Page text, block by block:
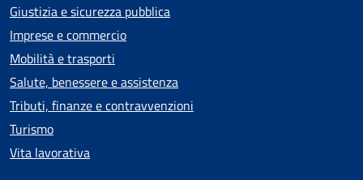
Giustizia e sicurezza pubblica
Imprese e commercio
Mobilità e trasporti
Salute, benessere e assistenza
Tributi, finanze e contravvenzioni
Turismo
Vita lavorativa